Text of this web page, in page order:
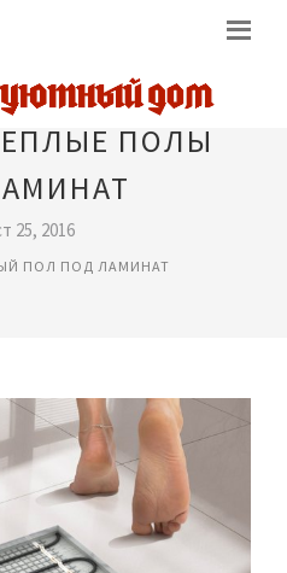
ПОЛЫ
25, 2016
ПОЛ ПОД ЛАМИНАТ